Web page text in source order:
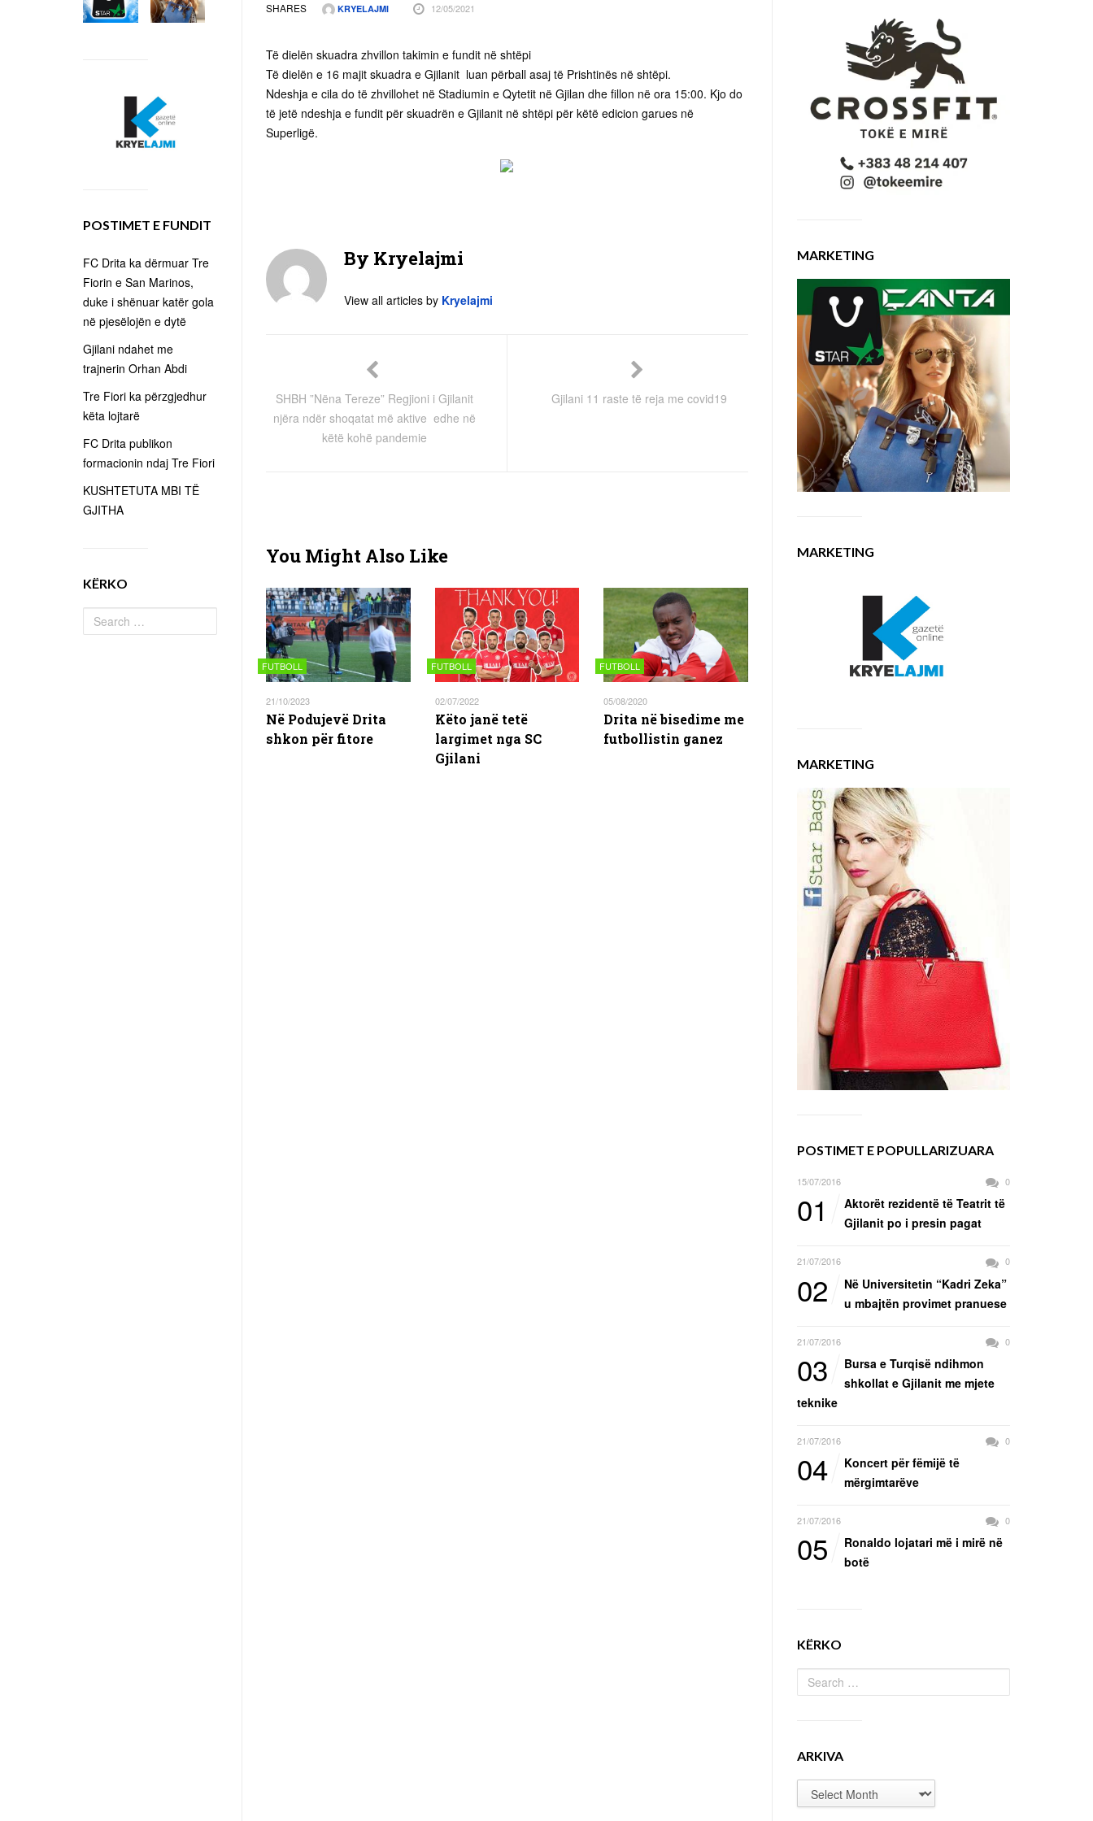
SHARES KRYELAJMI 12/05/2021
Të dielën skuadra zhvillon takimin e fundit në shtëpi
Të dielën e 16 majit skuadra e Gjilanit luan përball asaj të Prishtinës në shtëpi.
Ndeshja e cila do të zhvillohet në Stadiumin e Qytetit në Gjilan dhe fillon në ora 15:00. Kjo do
të jetë ndeshja e fundit për skuadrën e Gjilanit në shtëpi për këtë edicion garues në
Superligë.
By Kryelajmi
View all articles by Kryelajmi
SHBH ”Nëna Tereze” Regjioni i Gjilanit
njëra ndër shoqatat më aktive edhe në
këtë kohë pandemie
Gjilani 11 raste të reja me covid19
You Might Also Like
FUTBOLL
21/10/2023
Në Podujevë Drita
shkon për fitore
FUTBOLL
02/07/2022
Këto janë tetë
largimet nga SC
Gjilani
FUTBOLL
05/08/2020
Drita në bisedime me
futbollistin ganez
MARKETING
MARKETING
MARKETING
POSTIMET E POPULLARIZUARA
15/07/2016 0
01
Aktorët rezidentë të Teatrit të
Gjilanit po i presin pagat
21/07/2016 0
02
Në Universitetin “Kadri Zeka”
u mbajtën provimet pranuese
21/07/2016 0
03
Bursa e Turqisë ndihmon
shkollat e Gjilanit me mjete
teknike
21/07/2016 0
04
Koncert për fëmijë të
mërgimtarëve
21/07/2016 0
05
Ronaldo lojatari më i mirë në
botë
KËRKO
ARKIVA
POSTIMET E FUNDIT
FC Drita ka dërmuar Tre
Fiorin e San Marinos,
duke i shënuar katër gola
në pjesëlojën e dytë
Gjilani ndahet me
trajnerin Orhan Abdi
Tre Fiori ka përzgjedhur
këta lojtarë
FC Drita publikon
formacionin ndaj Tre Fiori
KUSHTETUTA MBI TË
GJITHA
KËRKO